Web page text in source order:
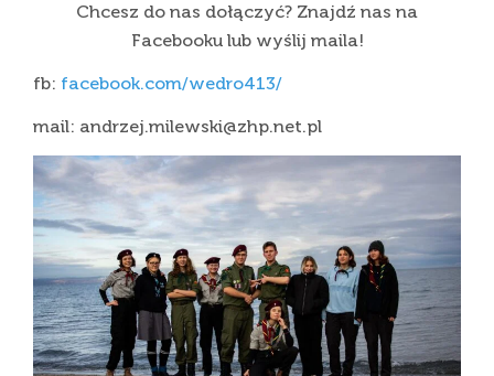
Chcesz do nas dołączyć? Znajdź nas na
Facebooku lub wyślij maila!
fb: facebook.com/wedro413/
mail: andrzej.milewski@zhp.net.pl